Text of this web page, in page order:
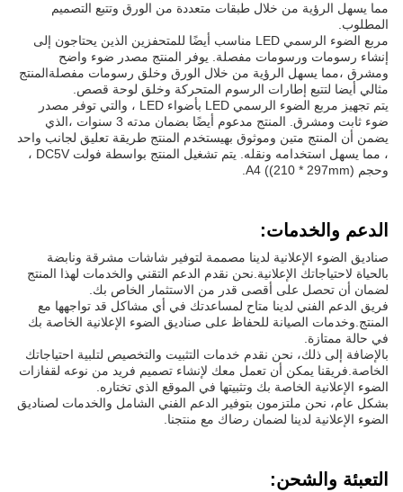
مما يسهل الرؤية من خلال طبقات متعددة من الورق وتتبع التصميم
المطلوب.
مربع الضوء الرسمي LED مناسب أيضًا للمتحفزين الذين يحتاجون إلى
إنشاء رسومات ورسومات مفصلة. يوفر المنتج مصدر ضوء واضح
ومشرق ،مما يسهل الرؤية من خلال الورق وخلق رسومات مفصلةالمنتج
مثالي أيضا لتتبع إطارات الرسوم المتحركة وخلق لوحة قصص.
يتم تجهيز مربع الضوء الرسمي LED بأضواء LED ، والتي توفر مصدر
ضوء ثابت ومشرق. المنتج مدعوم أيضًا بضمان مدته 3 سنوات ،الذي
يضمن أن المنتج متين وموثوق بهيستخدم المنتج طريقة تعليق لجانب واحد
، مما يسهل استخدامه ونقله. يتم تشغيل المنتج بواسطة فولت DC5V ،
وحجم A4 ((210 * 297mm).
الدعم والخدمات:
صناديق الضوء الإعلانية لدينا مصممة لتوفير شاشات مشرقة ونابضة
بالحياة لاحتياجاتك الإعلانية.نحن نقدم الدعم التقني والخدمات لهذا المنتج
لضمان أن تحصل على أقصى قدر من الاستثمار الخاص بك.
فريق الدعم الفني لدينا متاح لمساعدتك في أي مشاكل قد تواجهها مع
المنتج.وخدمات الصيانة للحفاظ على صناديق الضوء الإعلانية الخاصة بك
في حالة ممتازة.
بالإضافة إلى ذلك، نحن نقدم خدمات التثبيت والتخصيص لتلبية احتياجاتك
الخاصة.فريقنا يمكن أن تعمل معك لإنشاء تصميم فريد من نوعه لقفازات
الضوء الإعلانية الخاصة بك وتثبيتها في الموقع الذي تختاره.
بشكل عام، نحن ملتزمون بتوفير الدعم الفني الشامل والخدمات لصناديق
الضوء الإعلانية لدينا لضمان رضاك مع منتجنا.
التعبئة والشحن: